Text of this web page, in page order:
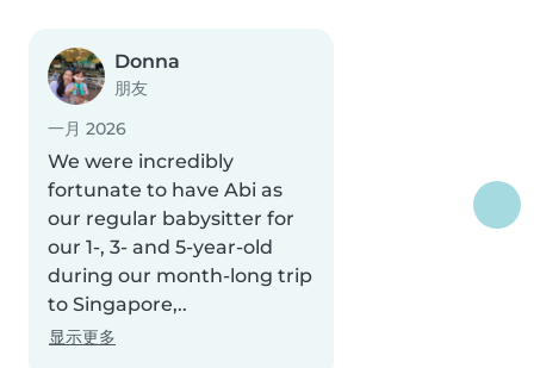
Donna
朋友
一月 2026
We were incredibly
fortunate to have Abi as
our regular babysitter for
our 1-, 3- and 5-year-old
during our month-long trip
to Singapore,..
显示更多